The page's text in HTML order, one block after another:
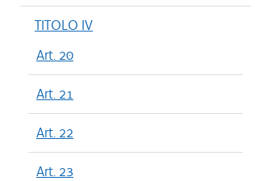
TITOLO IV
Art. 20
Art. 21
Art. 22
Art. 23